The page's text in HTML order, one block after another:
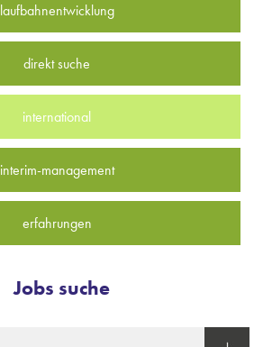
laufbahnentwicklung
direkt suche
international
interim-management
erfahrungen
Jobs suche